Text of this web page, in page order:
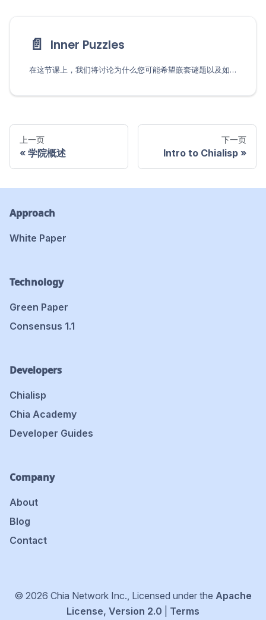
📄️ Inner Puzzles
在这节课上，我们将讨论为什么您可能希望嵌套谜题以及如何设置它们。
上一页
学院概述
下一页
Intro to Chialisp
Approach
White Paper
Technology
Green Paper
Consensus 1.1
Developers
Chialisp
Chia Academy
Developer Guides
Company
About
Blog
Contact
© 2026 Chia Network Inc., Licensed under the Apache
License, Version 2.0
Terms